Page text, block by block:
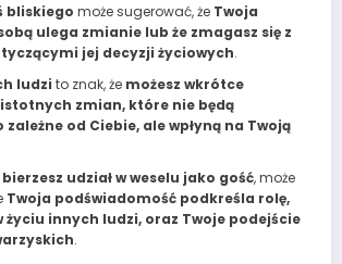
bliskiego może sugerować, że Twoja
ulega zmianie lub że zmagasz się z
jej decyzji życiowych.
ludzi to znak, że możesz wkrótce
zmian, które nie będą
od Ciebie, ale wpłyną na Twoją
udział w weselu jako gość, może
Twoja podświadomość podkreśla rolę,
życiu innych ludzi, oraz Twoje podejście
.